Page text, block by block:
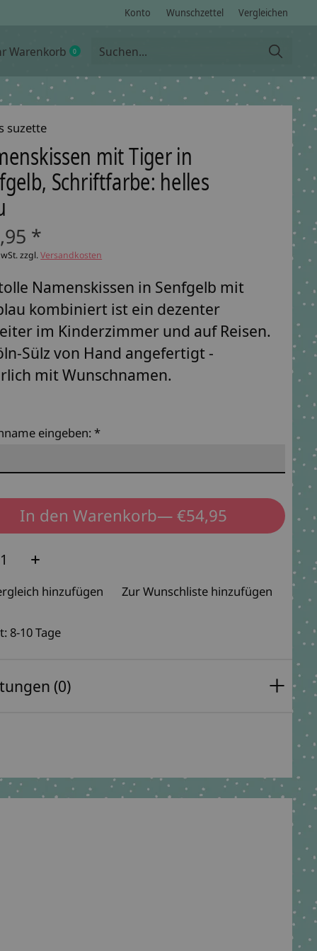
Konto Wunschzettel Vergleichen
Warenkorb 0items
suzette
mit Tiger in
Schriftfarbe: helles
*
zzgl.Versandkosten
Namenskissen in Senfgelb mit
kombiniert ist ein dezenter
im Kinderzimmer und auf Reisen.
Sülz von Hand angefertigt -
mit Wunschnamen.
eingeben:*
In den Warenkorb
— €54,95
hinzufügen Zur Wunschliste hinzufügen
8-10 Tage
(0)